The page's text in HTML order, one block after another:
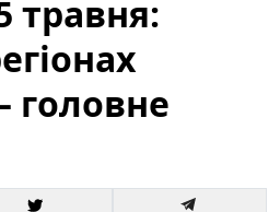
травня:
головне